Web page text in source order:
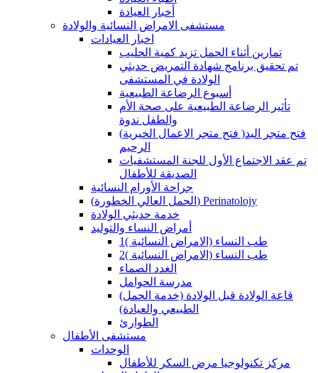
أخبار العيادة
مستشفى الامراض النسائية والولادة
اخبار العيادات
تمارين أثناء الحمل تزيد كمية الحليب
تم تحقيق برنامج شهادة التمريض حديثي
الولادة في المستشفى
أسبوع الرضاعة الطبيعية
تأثير الرضاعة الطبيعية على صحة الأم
والطفل ندوة
(فتح متجر الاعمال الخيرية )فتح متجر اليد
الرحيم
تم عقد الاجتماع الأول للجنة المستشفيات
الصديقة للأطفال
جراحة الأورام النسائية
(الحمل العالي الخطورة) Perinatolojy
خدمة حديثي الولادة
أمراض النساء والتوليد
طب النساء (الامراض النسائية )1
طب النساء (الامراض النسائية )2
الغدد الصماء
مدرسة الحوامل
(قاعة الولادة قبل الولادة (خدمة الحمل
الطبيعي والعيادة)
الطوارئ
مستشفى الأطفال
الوحدات
مركز تكنولوجيا مرض السكر للأطفال